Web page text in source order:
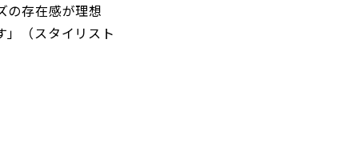
の存在感が理想
」（スタイリスト